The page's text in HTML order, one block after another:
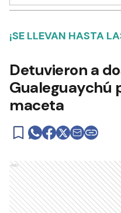
¡SE LLEVAN HASTA
Detuvieron a
Gualeguaychú
maceta
Ads